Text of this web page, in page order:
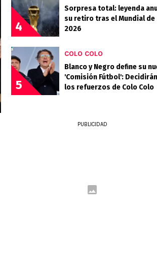
4
Sorpresa total: leyenda
su retiro tras el Mundial de
2026
5
COLO COLO
Blanco y Negro define su
'Comisión Fútbol':
los refuerzos de Colo Colo
PUBLICIDAD